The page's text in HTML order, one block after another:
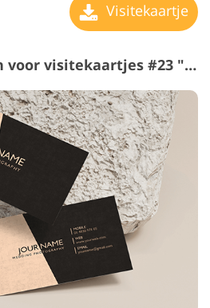
Visitekaartje
Gratis Ps-sjablonen voor visitekaartjes #23 "Minimalistic Style"